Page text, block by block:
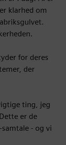
klarhed om
for deres
der
ting, jeg
er de
- og vi